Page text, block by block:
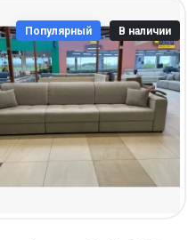
Популярный В наличии